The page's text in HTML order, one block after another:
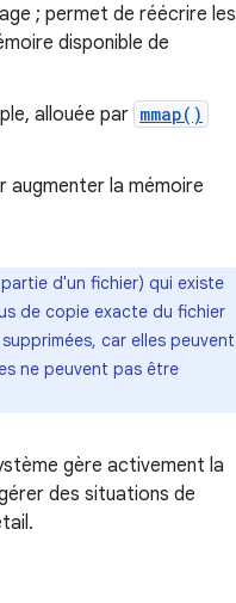
; permet de réécrire les
disponible de
allouée par mmap()
augmenter la mémoire
d'un fichier) qui existe
de copie exacte du fichier
car elles peuvent
ne peuvent pas être
gère activement la
des situations de